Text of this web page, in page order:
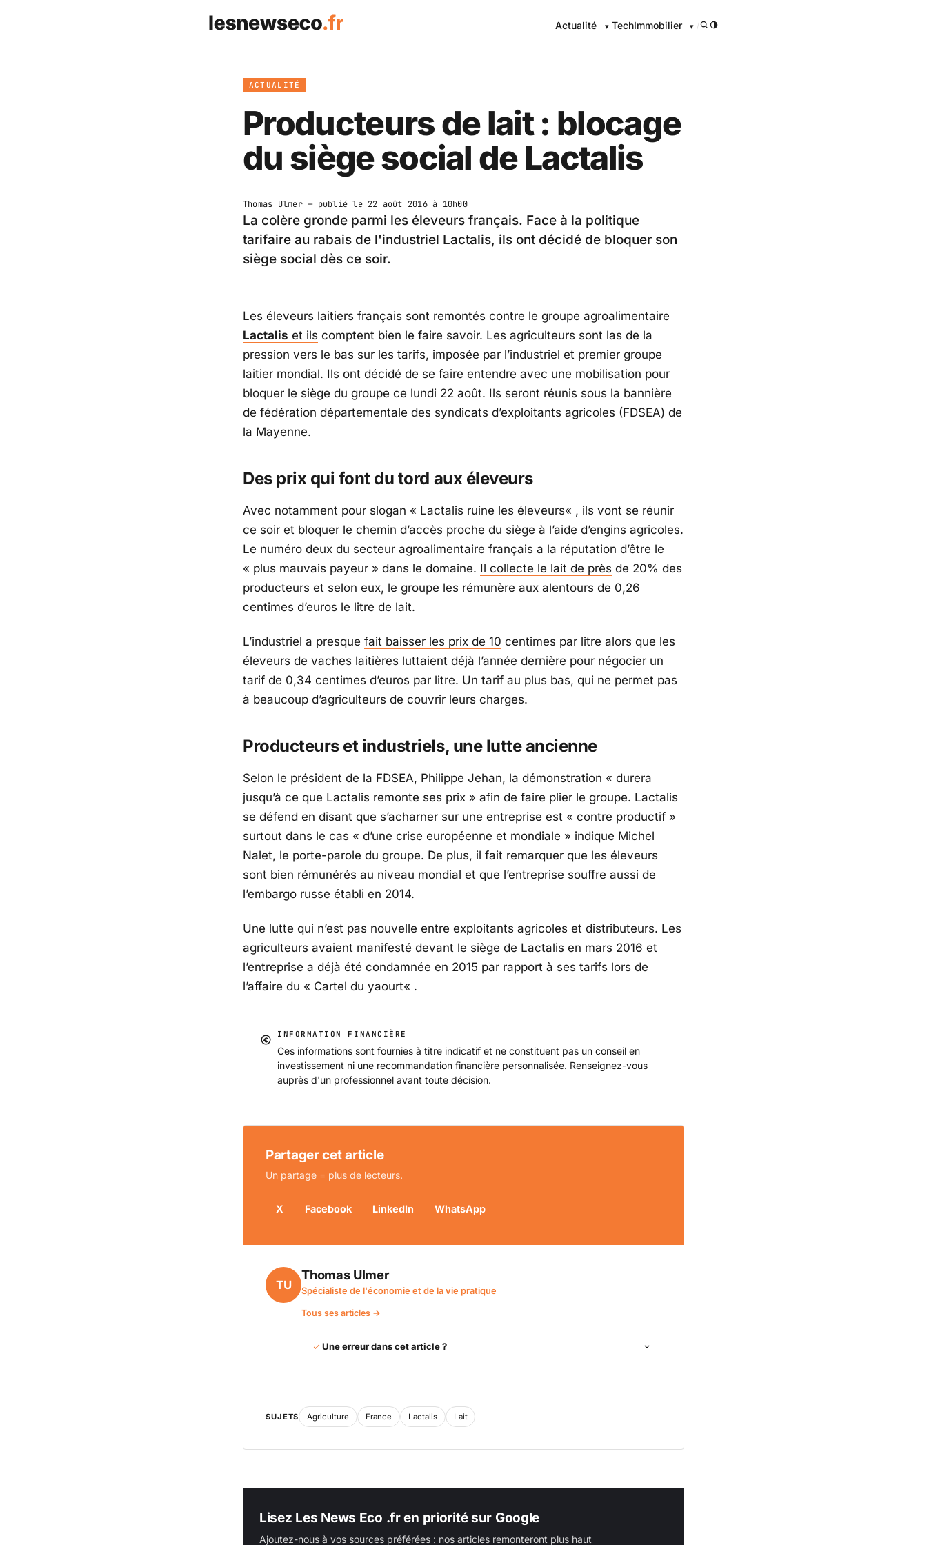
Actualité TechImmobilier /
ACTUALITÉ
Producteurs de lait : blocage
du siège social de Lactalis
Thomas Ulmer— publié le 22 août 2016 à 10h00
La colère gronde parmi les éleveurs français. Face à la politique
tarifaire au rabais de l'industriel Lactalis, ils ont décidé de bloquer son
siège social dès ce soir.
Les éleveurs laitiers français sont remontés contre le groupe agroalimentaire
Lactalis et ils comptent bien le faire savoir. Les agriculteurs sont las de la
pression vers le bas sur les tarifs, imposée par l’industriel et premier groupe
laitier mondial. Ils ont décidé de se faire entendre avec une mobilisation pour
bloquer le siège du groupe ce lundi 22 août. Ils seront réunis sous la bannière
de fédération départementale des syndicats d’exploitants agricoles (FDSEA) de
la Mayenne.
Des prix qui font du tord aux éleveurs
Avec notamment pour slogan « Lactalis ruine les éleveurs« , ils vont se réunir
ce soir et bloquer le chemin d’accès proche du siège à l’aide d’engins agricoles.
Le numéro deux du secteur agroalimentaire français a la réputation d’être le
« plus mauvais payeur » dans le domaine. Il collecte le lait de près de 20% des
producteurs et selon eux, le groupe les rémunère aux alentours de 0,26
centimes d’euros le litre de lait.
L’industriel a presque fait baisser les prix de 10 centimes par litre alors que les
éleveurs de vaches laitières luttaient déjà l’année dernière pour négocier un
tarif de 0,34 centimes d’euros par litre. Un tarif au plus bas, qui ne permet pas
à beaucoup d’agriculteurs de couvrir leurs charges.
Producteurs et industriels, une lutte ancienne
Selon le président de la FDSEA, Philippe Jehan, la démonstration « durera
jusqu’à ce que Lactalis remonte ses prix » afin de faire plier le groupe. Lactalis
se défend en disant que s’acharner sur une entreprise est « contre productif »
surtout dans le cas « d’une crise européenne et mondiale » indique Michel
Nalet, le porte-parole du groupe. De plus, il fait remarquer que les éleveurs
sont bien rémunérés au niveau mondial et que l’entreprise souffre aussi de
l’embargo russe établi en 2014.
Une lutte qui n’est pas nouvelle entre exploitants agricoles et distributeurs. Les
agriculteurs avaient manifesté devant le siège de Lactalis en mars 2016 et
l’entreprise a déjà été condamnée en 2015 par rapport à ses tarifs lors de
l’affaire du « Cartel du yaourt« .
INFORMATION FINANCIÈRE
Ces informations sont fournies à titre indicatif et ne constituent pas un conseil en
investissement ni une recommandation financière personnalisée. Renseignez-vous
auprès d'un professionnel avant toute décision.
Partager cet article
Un partage = plus de lecteurs.
X Facebook LinkedIn WhatsApp
TU
Thomas Ulmer
Spécialiste de l'économie et de la vie pratique
Tous ses articles →
Une erreur dans cet article ?
SUJETS Agriculture France Lactalis Lait
Lisez Les News Eco .fr en priorité sur Google
Ajoutez-nous à vos sources préférées : nos articles remonteront plus haut